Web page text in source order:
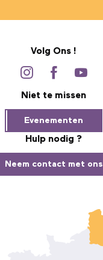
Volg Ons !
Niet te missen
Evenementen
Hulp nodig ?
Neem contact met ons